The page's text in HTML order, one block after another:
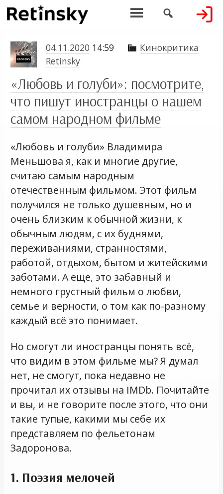
 
04.11.2020 14:59  Кинокритика
Retinsky
«Любовь и голуби»: посмотрите,
что пишут иностранцы о нашем
самом народном фильме
«Любовь и голуби» Владимира
Меньшова я, как и многие другие,
считаю самым народным
отечественным фильмом. Этот фильм
получился не только душевным, но и
очень близким к обычной жизни, к
обычным людям, с их буднями,
переживаниями, странностями,
работой, отдыхом, бытом и житейскими
заботами. А еще, это забавный и
немного грустный фильм о любви,
семье и верности, о том как по-разному
каждый всё это понимает.
Но смогут ли иностранцы понять всё,
что видим в этом фильме мы? Я думал
нет, не смогут, пока недавно не
прочитал их отзывы на IMDb. Почитайте
и вы, и не говорите после этого, что они
такие тупые, какими мы себе их
представляем по фельетонам
Задоронова.
1. Поэзия мелочей